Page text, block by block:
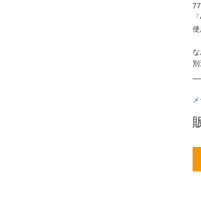
使
な